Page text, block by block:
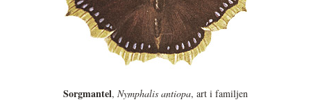
Sorgmantel, Nymphalis antiopa, art i familjen